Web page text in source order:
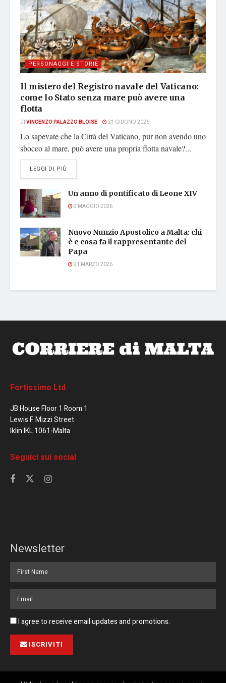
PERSONAGGI E STORIE
Il mistero del Registro navale del Vaticano:
come lo Stato senza mare può avere una
flotta
DI VINCENZO PALAZZO BLOISE 21 GIUGNO 2026
Lo sapevate che la Città del Vaticano, pur non avendo uno
sbocco al mare, può avere una propria flotta navale?...
LEGGI DI PIÙ
Un anno di pontificato di Leone XIV
9 MAGGIO 2026
Nuovo Nunzio Apostolico a Malta: chi
è e cosa fa il rappresentante del
Papa
21 MARZO 2026
Fortissimo Ltd
JB House Floor 1 Room 1
Lewis F. Mizzi Street
Iklin IKL 1061-Malta
Seguici sui social
Newsletter
I agree to receive email updates and promotions.
ISCRIVITI